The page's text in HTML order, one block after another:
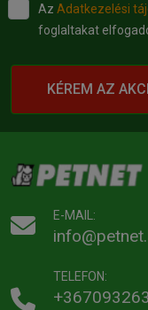
Az Adatkezelési
foglaltakat
KÉREM AZ
E-MAIL:
TELEFON: